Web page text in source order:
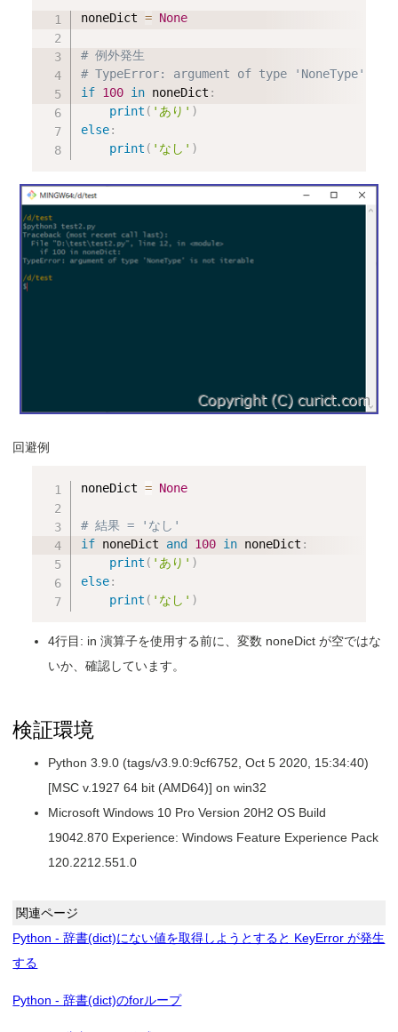
noneDict = None
# 例外発生
# TypeError: argument of type 'NoneType'
if 100 in noneDict :
print ( 'あり' )
else:
print ( 'なし' )
回避例
noneDict = None
# 結果 = 'なし'
if noneDict and 100 in noneDict :
print ( 'あり' )
else:
print ( 'なし' )
4行目: in 演算子を使用する前に、変数 noneDict が空ではな
いか、確認しています。
検証環境
Python 3.9.0 (tags/v3.9.0:9cf6752, Oct 5 2020, 15:34:40)
[MSC v.1927 64 bit (AMD64)] on win32
Microsoft Windows 10 Pro Version 20H2 OS Build
19042.870 Experience: Windows Feature Experience Pack
120.2212.551.0
関連ページ
Python - 辞書(dict)にない値を取得しようとすると KeyError が発生
する
Python - 辞書(dict)のforループ